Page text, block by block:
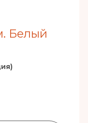
Белый